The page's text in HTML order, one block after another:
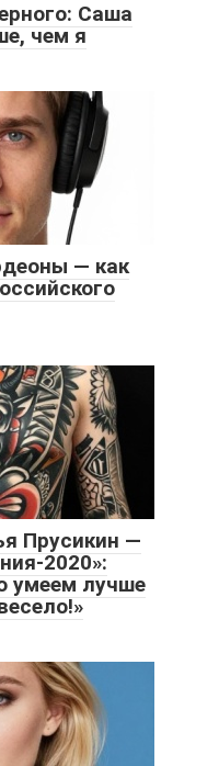
Саша
чем я
— как
Прусикин —
2020»:
умеем лучше